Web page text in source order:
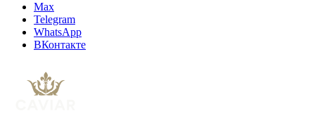
Max
Telegram
WhatsApp
ВКонтакте